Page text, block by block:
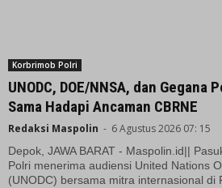
Korbrimob Polri
UNODC, DOE/NNSA, dan
Sama Hadapi Ancaman CBRNE
Redaksi Maspolin - 6 Agustus 2026 07: 15
Depok, JAWA BARAT - Maspolin.id||
Polri menerima audiensi United Nations
(UNODC) bersama mitra internasional di